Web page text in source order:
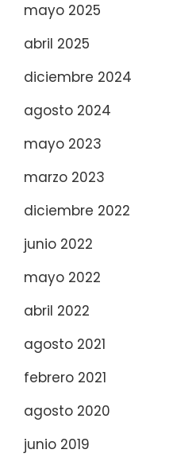
mayo 2025
abril 2025
diciembre 2024
agosto 2024
mayo 2023
marzo 2023
diciembre 2022
junio 2022
mayo 2022
abril 2022
agosto 2021
febrero 2021
agosto 2020
junio 2019